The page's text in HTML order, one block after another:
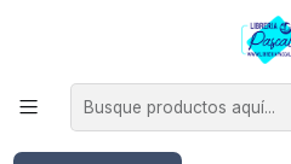
Este es el texto del
Pizarras & Planner